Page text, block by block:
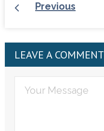
Previous
LEAVE A COMMENT